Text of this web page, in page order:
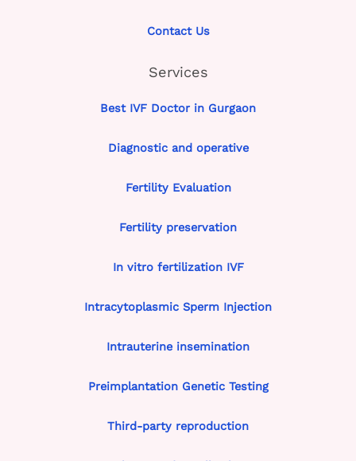
Contact Us
Services
Best IVF Doctor in Gurgaon
Diagnostic and operative
Fertility Evaluation
Fertility preservation
In vitro fertilization IVF
Intracytoplasmic Sperm Injection
Intrauterine insemination
Preimplantation Genetic Testing
Third-party reproduction